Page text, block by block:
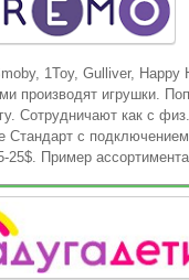
1Toy, Gulliver,
производят игрушки.
Сотрудничают как с
Стандарт с
25$. Пример